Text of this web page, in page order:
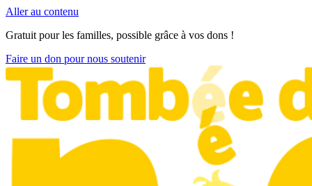
Aller au contenu
Gratuit pour les familles, possible grâce à vos dons !
Faire un don pour nous soutenir